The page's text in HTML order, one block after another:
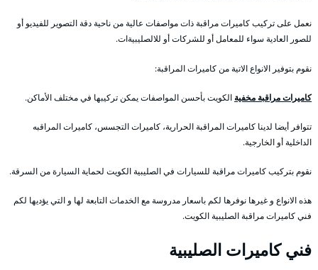
نعمل على تركيب كاميرات مراقبة ذات مواصفات عالية من ناحية دقة التصوير للفيديو أو
للصور العادية سواء للمعامل أو للشركات أو للالصليبيةات.
نقوم بتوفير الانواع الاتية من كاميرات المراقبة:
كاميرات مراقبة مخفية الكويت بأحسن المواصفات يمكن تركيبها في مختلف الأماكن.
تتوافر أيضا لدينا كاميرات المراقبة الحرارية، كاميرات التجسس، كاميرات المراقبه
الداخلية أو الخارجية.
نقوم بتركيب كاميرات مراقبة للسيارات في الصليبية الكويت لحماية السيارة من السرقة.
هذه الانواع و غيرها نوفرها لكم باسعار مدروسة مع الخدمات التابعة لها و التي يؤديها لكم
فني كاميرات مراقبة الصليبية الكويت.
فني كاميرات الصليبية